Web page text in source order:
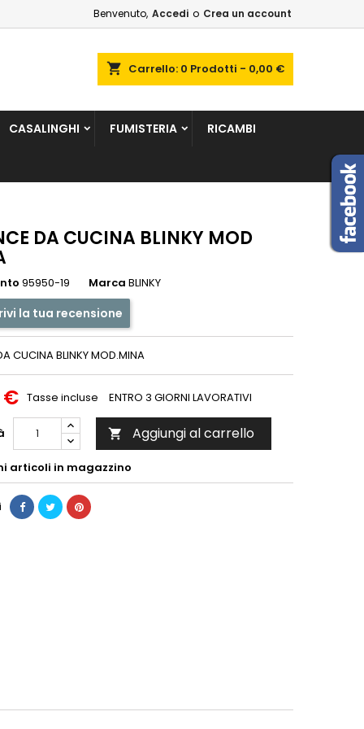
Benvenuto, Accedi o Crea un account
shopping_cart Carrello: 0 Prodotti - 0,00 €
CASALINGHI FUMISTERIA RICAMBI
DA CUCINA BLINKY MOD
95950-19 Marca BLINKY
la tua recensione
CUCINA BLINKY MOD.MINA
€ Tasse incluse ENTRO 3 GIORNI LAVORATIVI
 Aggiungi al carrello
articoli in magazzino